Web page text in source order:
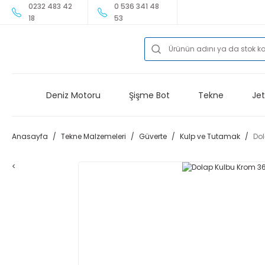
0232 483 42
18
0 536 341 48
53
Deniz Motoru Şişme Bot Tekne
Anasayfa Tekne Malzemeleri Güverte Kulp ve Tutamak
<